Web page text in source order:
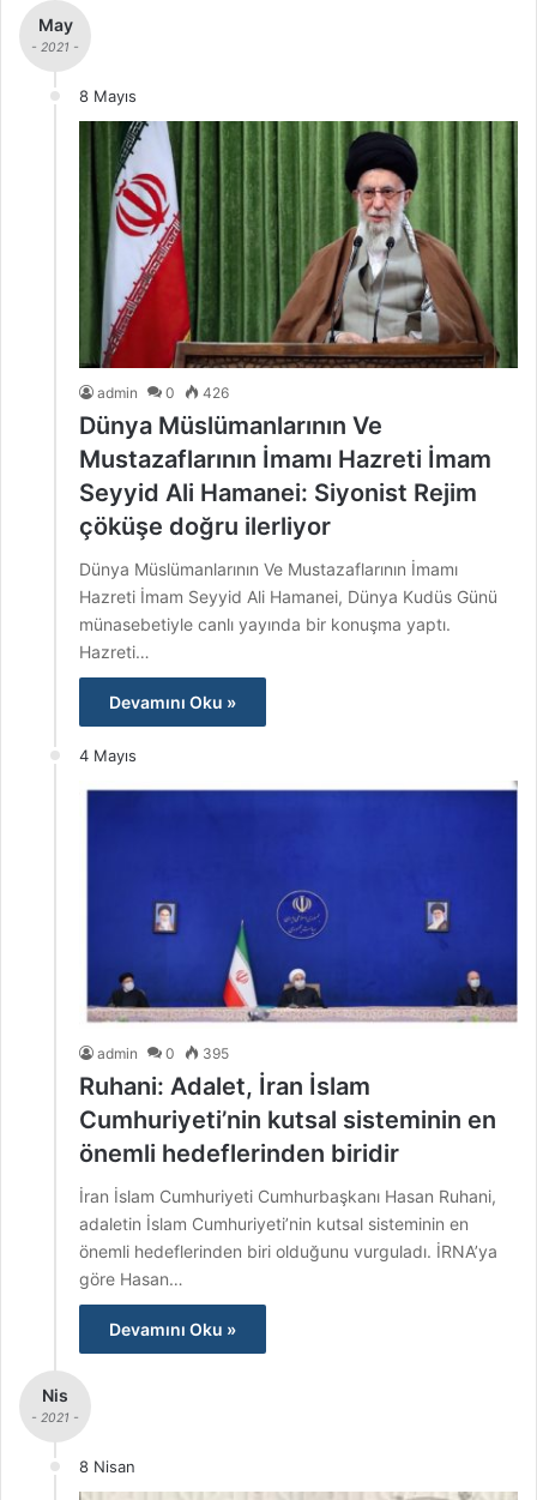
May
- 2021 -
8 Mayıs
admin 0 426
Dünya Müslümanlarının Ve
Mustazaflarının İmamı Hazreti İmam
Seyyid Ali Hamanei: Siyonist Rejim
çöküşe doğru ilerliyor
Dünya Müslümanlarının Ve Mustazaflarının İmamı
Hazreti İmam Seyyid Ali Hamanei, Dünya Kudüs Günü
münasebetiyle canlı yayında bir konuşma yaptı.
Hazreti…
Devamını Oku »
4 Mayıs
admin 0 395
Ruhani: Adalet, İran İslam
Cumhuriyeti’nin kutsal sisteminin en
önemli hedeflerinden biridir
İran İslam Cumhuriyeti Cumhurbaşkanı Hasan Ruhani,
adaletin İslam Cumhuriyeti’nin kutsal sisteminin en
önemli hedeflerinden biri olduğunu vurguladı. İRNA’ya
göre Hasan…
Devamını Oku »
Nis
- 2021 -
8 Nisan